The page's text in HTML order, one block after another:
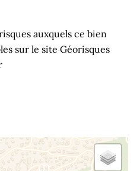
auxquels ce bien
sur le site Géorisques